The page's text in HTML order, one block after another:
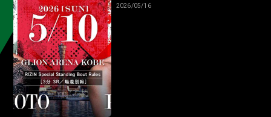
RIZIN師走の超強者祭り 超RIZIN.5 浪速の超復活祭り
超RIZIN.4 真夏の喧嘩祭り
超RIZIN.2 超RIZIN
RIZIN.54 RIZIN.53
2026/05/16